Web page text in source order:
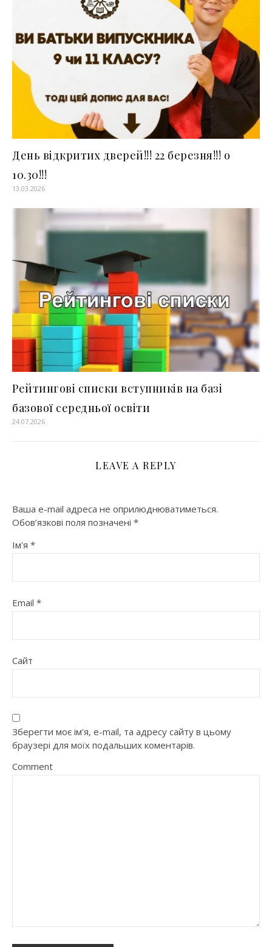
День відкритих дверей!!! 22 березня!!! о
10.30!!!
13.03.2026
Рейтингові списки вступників на базі
базової середньої освіти
24.07.2026
LEAVE A REPLY
Ваша e-mail адреса не оприлюднюватиметься.
Обов’язкові поля позначені *
Ім'я *
Email *
Сайт
Зберегти моє ім'я, e-mail, та адресу сайту в цьому
браузері для моїх подальших коментарів.
Comment